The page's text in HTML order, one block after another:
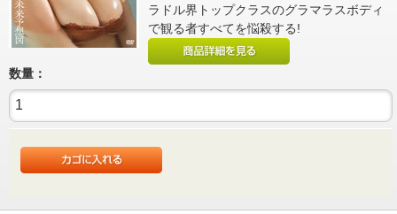
ラドル界トップクラスのグラマラスボディ
で観る者すべてを悩殺する!
数量：